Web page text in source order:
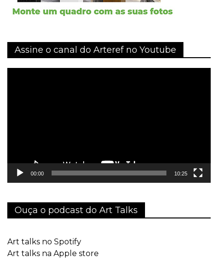
Assine o canal do Arteref no Youtube
00:00 10:25
Ouça o podcast do Art Talks
Art talks no Spotify
Art talks na Apple store